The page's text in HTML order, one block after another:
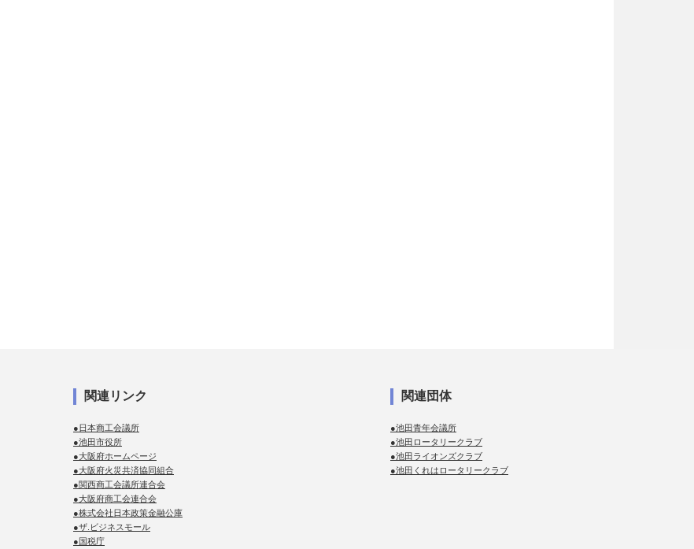
関連リンク
●日本商工会議所
●池田市役所
●大阪府ホームページ
●大阪府火災共済協同組合
●関西商工会議所連合会
●大阪府商工会連合会
●株式会社日本政策金融公庫
●ザ.ビジネスモール
●国税庁
関連団体
●池田青年会議所
●池田ロータリークラブ
●池田ライオンズクラブ
●池田くれはロータリークラブ